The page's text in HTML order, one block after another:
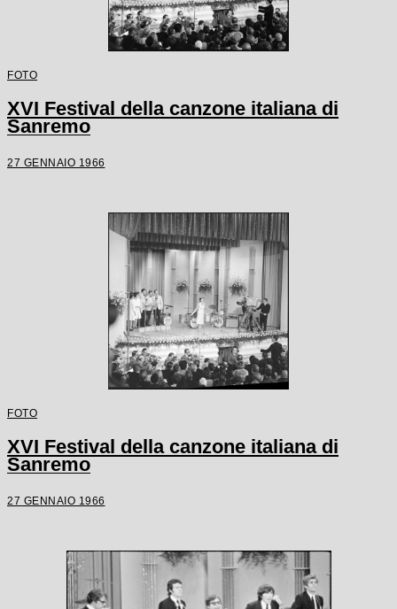
FOTO
XVI Festival della canzone italiana di
Sanremo
27 GENNAIO 1966
FOTO
XVI Festival della canzone italiana di
Sanremo
27 GENNAIO 1966